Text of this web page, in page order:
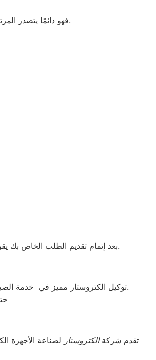
فهو دائمًا يتصدر المرتبة الأولى في صيانة جميع أنواع الغسالات الخاصة بماركة الكتروستار تحت أيدي متخصصين ، مع مراعاة توفير أفضل خدمات الدعم الفنى.
بعد إتمام تقديم الطلب الخاص بك يقوم الفنيين التابعين لـ غسالات الاطباق ، بعمل معاينة بالمنزل لتحديد العطل، ثم القيام ب اصلاح غسالات اطباق الكتروستار دون سحب الجهاز إلى الوكلاء.
توكيل الكتروستار مميز في خدمة الصيانة من خلال الاتصال بأرقامنا يقوم مركز توكيل الكتروستار بتوحيد كل الخدمات في مكان واحد وفي أسرع وقت كخدمات مابعد البيع والمبيعات والشكاوي.
تقدم شركةالكتروستار لصناعة الأجهزة